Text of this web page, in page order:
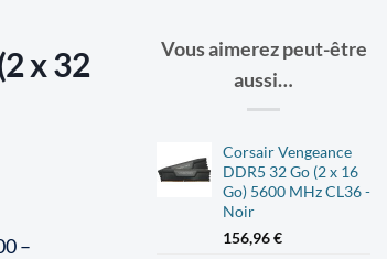
x 32
–
Vous aimerez peut-être
aussi…
Corsair Vengeance
DDR5 32 Go (2 x 16
Go) 5600 MHz CL36 -
Noir
156,96€